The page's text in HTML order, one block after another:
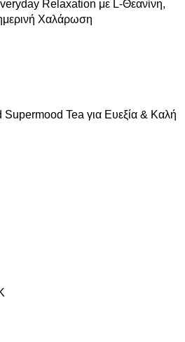
Relaxation με L-Θεανίνη,
Χαλάρωση
Tea για Ευεξία & Καλή